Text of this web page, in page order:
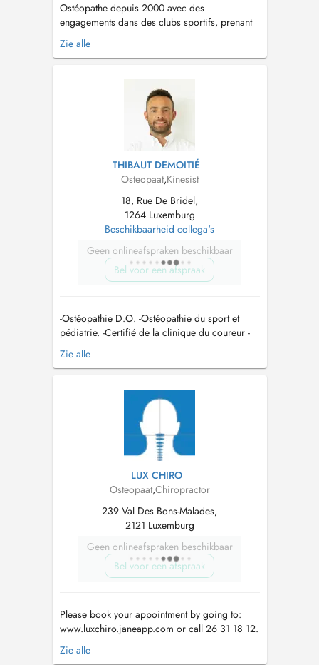
Ostéopathe depuis 2000 avec des
engagements dans des clubs sportifs, prenant
en charge les enfants, adultes, spécialisé en
périnatalité (nourrissons, accompagnement des
torticolis, scoliose... )....
Zie alle
THIBAUT DEMOITIÉ
Osteopaat,Kinesist
18, Rue De Bridel,
1264 Luxemburg
Beschikbaarheid collega's
Geen onlineafspraken beschikbaar
Bel voor een afspraak
-Ostéopathie D.O. -Ostéopathie du sport et
pédiatrie. -Certifié de la clinique du coureur -
Thérapie Manuelle du sport ( crochetage,
ventouse,...) mail:
Zie alle
LUX CHIRO
Osteopaat,Chiropractor
239 Val Des Bons-Malades,
2121 Luxemburg
Geen onlineafspraken beschikbaar
Bel voor een afspraak
Please book your appointment by going to:
www.luxchiro.janeapp.com or call 26 31 18 12.
Services include: chiropractic, osteopathy,
massage (deep tissue, pregnancy, lymphatic
Zie alle